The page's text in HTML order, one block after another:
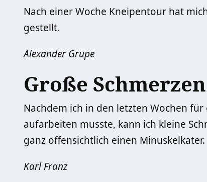
Nach einer Woche Kneipentour hat
gestellt.
Alexander Grupe
Große Schmerzen
Nachdem ich in den letzten Wochen
aufarbeiten musste, kann ich kleine
ganz offensichtlich einen Minuskelkater.
Karl Franz